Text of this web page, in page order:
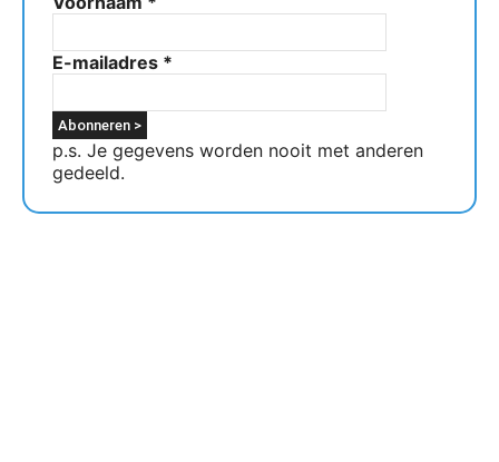
E-mailadres *
p.s. Je gegevens worden nooit met anderen
gedeeld.